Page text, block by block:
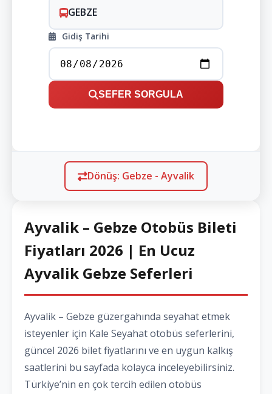
GEBZE
Gidiş Tarihi
SEFER SORGULA
Dönüş: Gebze - Ayvalik
Ayvalik – Gebze Otobüs Bileti
Fiyatları 2026 | En Ucuz
Ayvalik Gebze Seferleri
Ayvalik – Gebze güzergahında seyahat etmek
isteyenler için Kale Seyahat otobüs seferlerini,
güncel 2026 bilet fiyatlarını ve en uygun kalkış
saatlerini bu sayfada kolayca inceleyebilirsiniz.
Türkiye’nin en çok tercih edilen otobüs